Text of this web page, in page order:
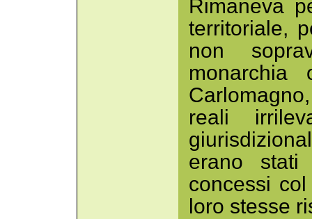
Rimaneva
territoriale,
non
monarchia
reali
erano
concessi
loro stesse